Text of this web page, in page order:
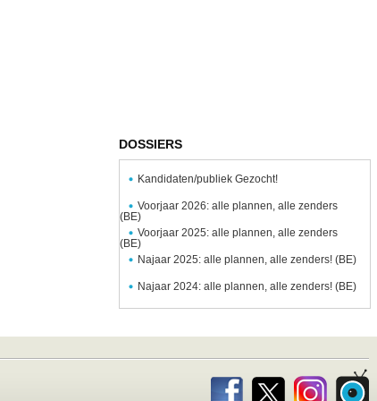
DOSSIERS
Kandidaten/publiek Gezocht!
Voorjaar 2026: alle plannen, alle zenders
(BE)
Voorjaar 2025: alle plannen, alle zenders
(BE)
Najaar 2025: alle plannen, alle zenders! (BE)
Najaar 2024: alle plannen, alle zenders! (BE)